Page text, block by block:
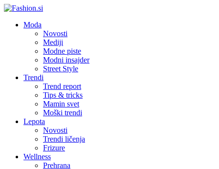
Moda
Novosti
Mediji
Modne piste
Modni insajder
Street Style
Trendi
Trend report
Tips & tricks
Mamin svet
Moški trendi
Lepota
Novosti
Trendi ličenja
Frizure
Wellness
Prehrana